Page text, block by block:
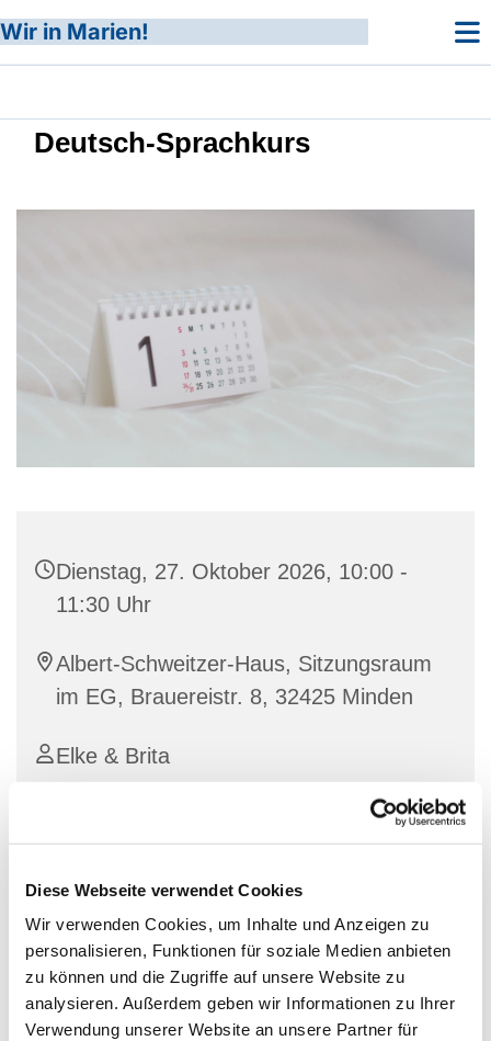
Diese Webseite verwendet Cookies
Wir verwenden Cookies, um Inhalte und Anzeigen zu
personalisieren, Funktionen für soziale Medien anbieten
zu können und die Zugriffe auf unsere Website zu
analysieren. Außerdem geben wir Informationen zu Ihrer
Verwendung unserer Website an unsere Partner für
Wir in Marien!
Deutsch-Sprachkurs
Dienstag, 27. Oktober 2026, 10:00 -
11:30 Uhr
Albert-Schweitzer-Haus, Sitzungsraum
im EG, Brauereistr. 8, 32425 Minden
Elke & Brita